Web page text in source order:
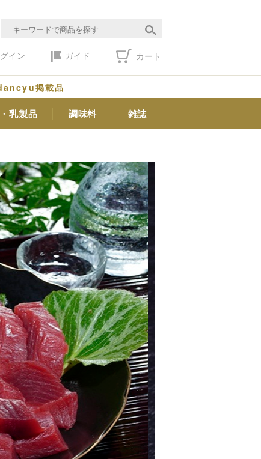
イン ガイド カート
掲載品
乳製品 調味料 雑誌